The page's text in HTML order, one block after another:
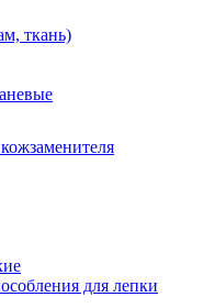
ткань)
для лепки